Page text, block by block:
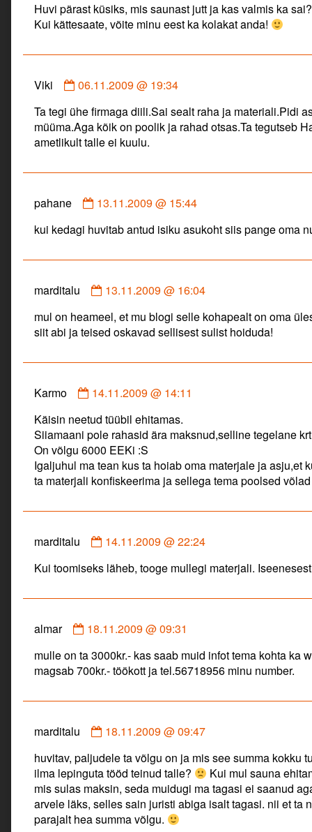
marditalu
published
Huvi pärast küsiks, mis saunast jutt ja kas valmis ka sai?
Kui kättesaate, võite minu eest ka kolakat anda!
Viki
Comment
Viki
published
on
06.11.2009 @ 19:34
Ta tegi ühe firmaga diili.Sai sealt raha ja materiali.Pidi
müüma.Aga kõik on poolik ja rahad otsas.Ta tegutseb
ametlikult talle ei kuulu.
pahane
Comment
pahane
on
13.11.2009 @ 15:44
kui kedagi huvitab antud isiku asukoht siis pange oma
marditalu
Comment
marditalu
published
13.11.2009 @ 16:04
mul on heameel, et mu blogi selle kohapealt on oma
siit abi ja teised oskavad sellisest sulist hoiduda!
Karmo
Comment
Karmo
published
on
14.11.2009 @ 14:11
Käisin neetud tüübil ehitamas.
Siiamaani pole rahasid ära maksnud,selline tegelane
On võlgu 6000 EEKi :S
Igaljuhul ma tean kus ta hoiab oma materjale ja asju,et
ta materjali konfiskeerima ja sellega tema poolsed
marditalu
Comment
marditalu
on
14.11.2009 @ 22:24
Kui toomiseks läheb, tooge mullegi materjali.
almar
Comment
almar
published
18.11.2009 @ 09:31
mulle on ta 3000kr.- kas saab muid infot tema kohta ka
magsab 700kr.- töökott ja tel.56718956 minu number.
marditalu
Comment
marditalu
published
on
18.11.2009 @ 09:47
huvitav, paljudele ta võlgu on ja mis see summa kokku
ilma lepinguta tööd teinud talle?
Kui mul sauna
mis sulas maksin, seda muidugi ma tagasi ei saanud
arvele läks, selles sain juristi abiga isalt tagasi. nii et ta
parajalt hea summa võlgu.